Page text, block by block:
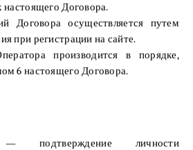
настоящего Договора.
Договора осуществляется путем
при регистрации на сайте.
производится в порядке,
6 настоящего Договора.
личности